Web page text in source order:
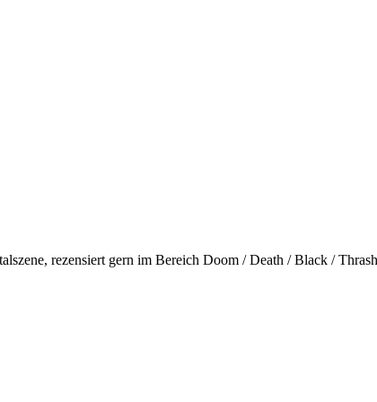
rezensiert gern im Bereich Doom / Death / Black /